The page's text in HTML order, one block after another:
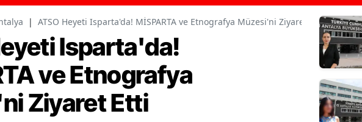
| ATSO Heyeti Isparta'da! MİSPARTA ve Etnografya Müzesi'ni Ziyaret Etti
Isparta'da!
ve Etnografya
Ziyaret Etti